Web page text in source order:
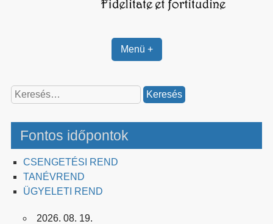
Menü +
Keresés:
Fontos időpontok
CSENGETÉSI REND
TANÉVREND
ÜGYELETI REND
2026. 08. 19.